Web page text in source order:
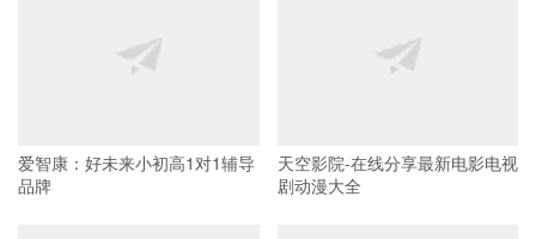
爱智康：好未来小初高1对1辅导
品牌
天空影院-在线分享最新电影电视
剧动漫大全